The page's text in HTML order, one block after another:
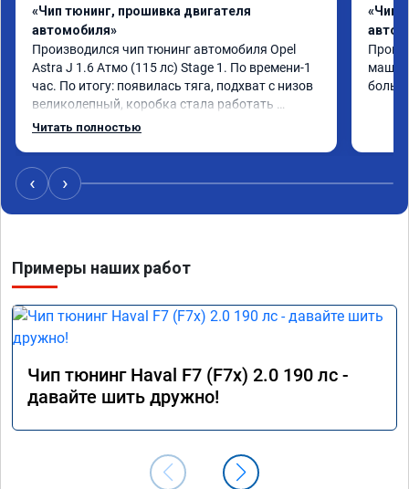
«Чип тюнинг, прошивка двигателя
автомобиля»
Производился чип тюнинг автомобиля Opel
Astra J 1.6 Атмо (115 лс) Stage 1. По времени-1
час. По итогу: появилась тяга, подхват с низов
великолепный, коробка стала работать
плавнее. На трассе быстрее скидывает
Рекомендую компанию!
Номер сертификата: А011870 от 06.01.2026
Читать полностью
«Чип
‹ ›
Примеры наших работ
Чип тюнинг Haval F7 (F7x) 2.0 190 лс -
давайте шить дружно!